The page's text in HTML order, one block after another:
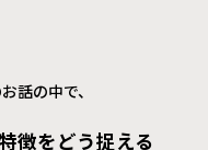
話の中で、
徴をどう捉える